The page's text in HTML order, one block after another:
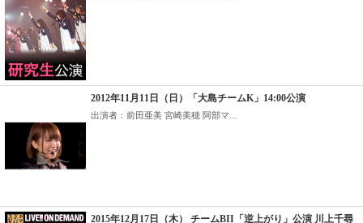
2012年11月11日（日）「大島チームK」14:00公演
出演者：前田亜美 宮崎美穂 阿部マ...
2015年12月17日（木） チームBII「逆上がり」公演 川上千尋